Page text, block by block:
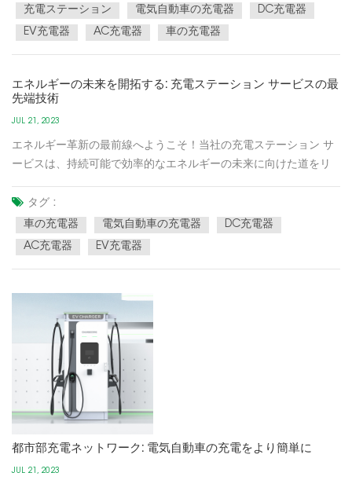
を保証する方法を説明します。モバイル アプリの活用:
PlugShare、C...
充電ステーション
電気自動車の充電器
DC充電器
EV充電器
AC充電器 車の充電器
エネルギーの未来を開拓する: 充電ステーション サービスの最
先端技術
JUL 21, 2023
エネルギー革新の最前線へようこそ！当社の充電ステーション サ
ービスは、持続可能で効率的なエネルギーの未来に向けた道をリ
車の充電エクスペリエンスを再定義し、お客様が自信を持って運
転できるようにし、環境にプラスの影響を与えることができま
す。当社を...
タグ :
車の充電器
電気自動車の充電器
DC充電器
AC充電器
EV充電器
都市部充電ネットワーク: 電気自動車の充電をより簡単に
JUL 21, 2023